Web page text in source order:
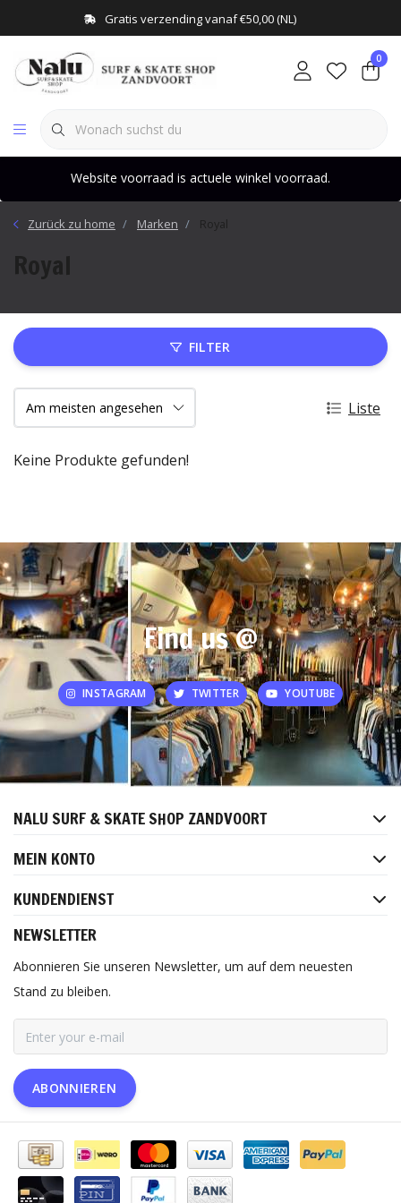
Gratis verzending vanaf €50,00 (NL)
0
Website voorraad is actuele winkel voorraad.
Zurück zu home Marken Royal
Royal
FILTER
Liste
Keine Produkte gefunden!
Find us @
INSTAGRAM TWITTER YOUTUBE
NALU SURF & SKATE SHOP ZANDVOORT
MEIN KONTO
KUNDENDIENST
NEWSLETTER
Abonnieren Sie unseren Newsletter, um auf dem neuesten
Stand zu bleiben.
ABONNIEREN